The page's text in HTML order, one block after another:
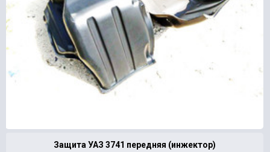
Защита УАЗ 3741 передняя (инжектор)